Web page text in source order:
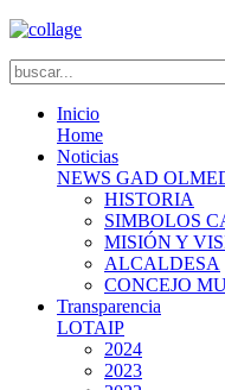
Inicio
Home
Noticias
NEWS GAD
HISTORIA
SIMBOLOS
MISIÓN Y
ALCALDESA
CONCEJO
Transparencia
LOTAIP
2024
2023